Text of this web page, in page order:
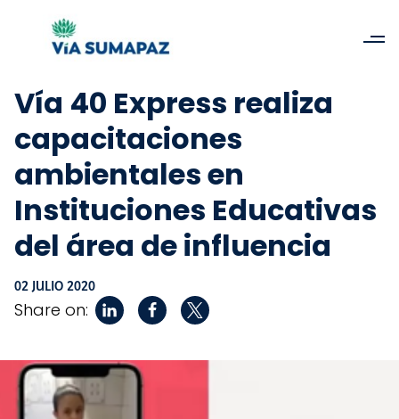
Vía 40 Express realiza
capacitaciones
ambientales en
Instituciones Educativas
del área de influencia
02 JULIO 2020
Share on: